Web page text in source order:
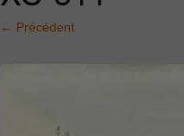
← Précédent